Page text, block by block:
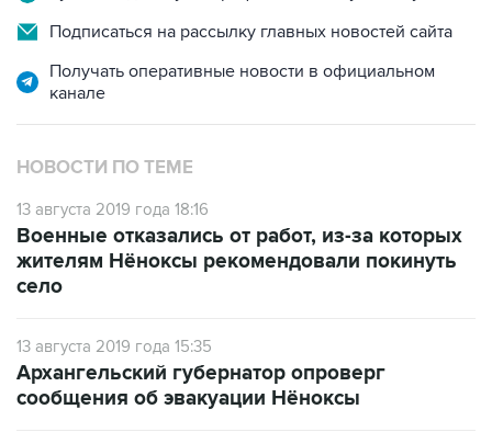
Получать оперативные новости в официальном
НОВОСТИ ПО ТЕМЕ
13 августа 2019 года 18:16
жителям Нёноксы рекомендовали покинуть
село
сообщения об эвакуации Нёноксы
8 августа 2019 года 15:01